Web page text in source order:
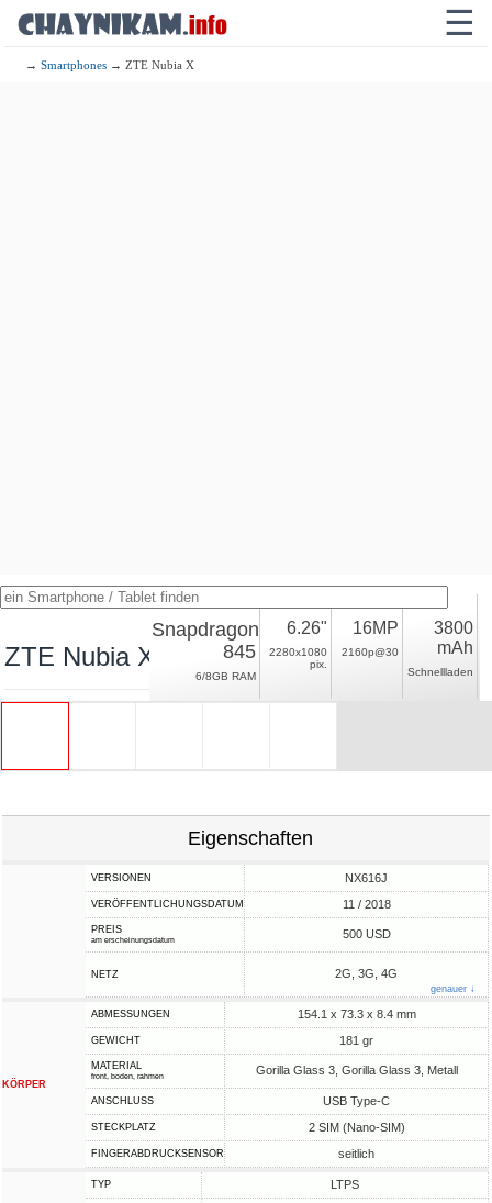
☰
→Smartphones → ZTE Nubia X
ZTE Nubia X
Snapdragon
845
6/8GB RAM
6.26"
2280x1080
pix.
16MP
2160p@30
3800
mAh
Schnellladen
Eigenschaften
VERSIONEN NX616J
VERÖFFENTLICHUNGSDATUM 11 / 2018
PREIS
am erscheinungsdatum 500 USD
NETZ 2G, 3G, 4G
genauer ↓
KÖRPER
ABMESSUNGEN 154.1 x 73.3 x 8.4 mm
GEWICHT 181 gr
MATERIAL
front, boden, rahmen Gorilla Glass 3, Gorilla Glass 3, Metall
ANSCHLUSS USB Type-C
STECKPLATZ 2 SIM (Nano-SIM)
FINGERABDRUCKSENSOR seitlich
TYP LTPS